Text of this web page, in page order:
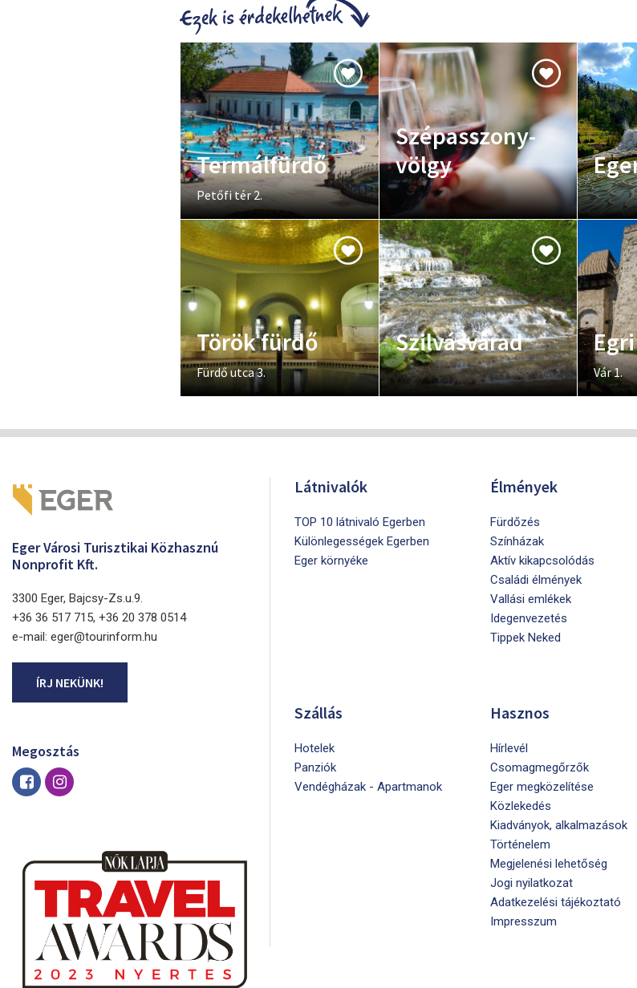
Termálfürdő
Petőfi tér 2.
Szépasszony-
völgy
Török fürdő
Fürdő utca 3.
Szilvásvárad
Vár 1.
Eger Városi Turisztikai Közhasznú
Nonprofit Kft.
3300 Eger, Bajcsy-Zs.u.9.
+36 36 517 715, +36 20 378 0514
e-mail: eger@tourinform.hu
ÍRJ NEKÜNK!
Megosztás
Látnivalók
TOP 10 látnivaló Egerben
Különlegességek Egerben
Eger környéke
Élmények
Fürdőzés
Színházak
Aktív kikapcsolódás
Családi élmények
Vallási emlékek
Idegenvezetés
Tippek Neked
Szállás
Hotelek
Panziók
Vendégházak - Apartmanok
Hasznos
Hírlevél
Csomagmegőrzők
Eger megközelítése
Közlekedés
Kiadványok, alkalmazások
Történelem
Megjelenési lehetőség
Jogi nyilatkozat
Adatkezelési tájékoztató
Impresszum